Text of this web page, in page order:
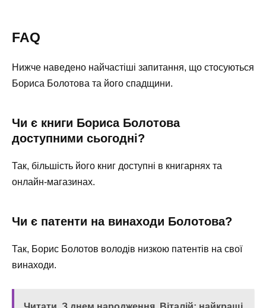
FAQ
Нижче наведено найчастіші запитання, що стосуються
Бориса Болотова та його спадщини.
Чи є книги Бориса Болотова
доступними сьогодні?
Так, більшість його книг доступні в книгарнях та
онлайн-магазинах.
Чи є патенти на винаходи Болотова?
Так, Борис Болотов володів низкою патентів на свої
винаходи.